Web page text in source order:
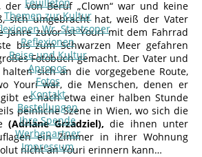
Themen zur Kultur
Wr. Staatsoper
Reflexionen
Reise und Kultur
Apropos
Fotos
Kontakt
Bestellungen
Ihre Spende
Werbepartner
Impressum
der von Beruf „Clown“ war und keine
sich umgebracht hat, weiß der Vater
Jahre zuvor ist Youri mit dem Fahrrad
bis zum Schwarzen Meer gefahren
Fotobuch gemacht. Der Vater und
sich an die vorgegebene Route,
Youri war, die Menschen, denen er
es nach etwa einer halben Stunde
peinliche Szene in Wien, wo sich die
(Adriane Grzadziel), die ihnen unter
ein Zimmer in ihrer Wohnung
nicht an Youri erinnern kann…